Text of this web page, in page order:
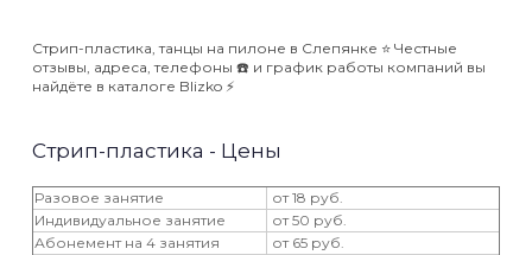
Стрип-пластика, танцы на пилоне в Слепянке ⭐️ Честные
отзывы, адреса, телефоны ☎️ и график работы компаний вы
найдёте в каталоге Blizko ⚡️
Стрип-пластика - Цены
Разовое занятие
от 18 руб.
Индивидуальное занятие
от 50 руб.
Абонемент на 4 занятия
от 65 руб.